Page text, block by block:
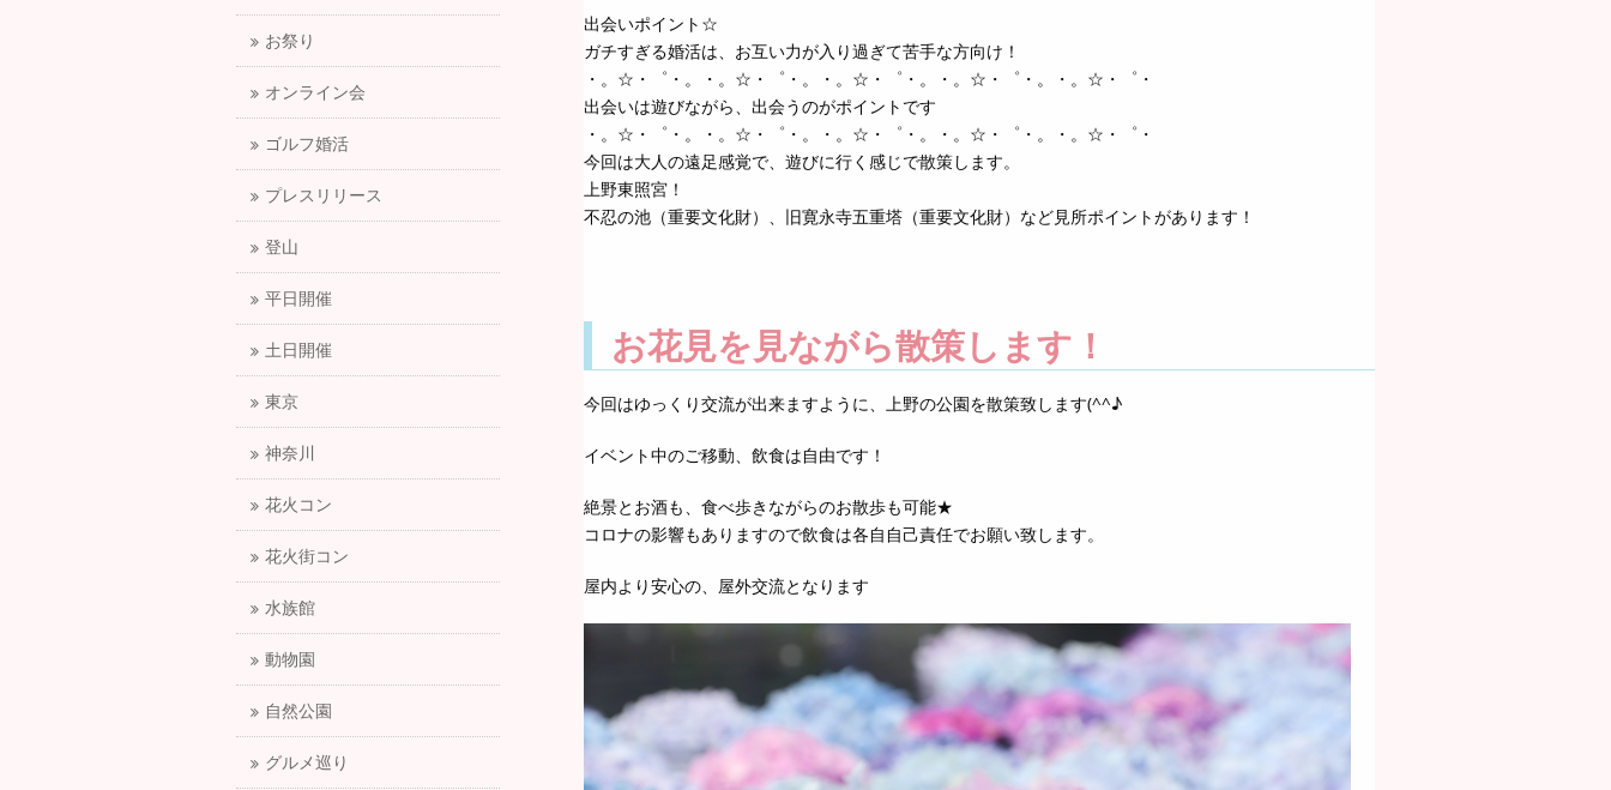
出会いポイント☆
ガチすぎる婚活は、お互い力が入り過ぎて苦手な方向け！
・。☆・゜・。・。☆・゜・。・。☆・゜・。・。☆・゜・。・。☆・゜・
出会いは遊びながら、出会うのがポイントです
・。☆・゜・。・。☆・゜・。・。☆・゜・。・。☆・゜・。・。☆・゜・
今回は大人の遠足感覚で、遊びに行く感じで散策します。
上野東照宮！
不忍の池（重要文化財）、旧寛永寺五重塔（重要文化財）など見所ポイントがあります！
お花見を見ながら散策します！
今回はゆっくり交流が出来ますように、上野の公園を散策致します(^^♪
イベント中のご移動、飲食は自由です！
絶景とお酒も、食べ歩きながらのお散歩も可能★
コロナの影響もありますので飲食は各自自己責任でお願い致します。
屋内より安心の、屋外交流となります
お祭り
オンライン会
ゴルフ婚活
プレスリリース
登山
平日開催
土日開催
東京
神奈川
花火コン
花火街コン
水族館
動物園
自然公園
グルメ巡り